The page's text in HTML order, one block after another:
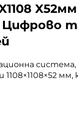
Цифрово
система,